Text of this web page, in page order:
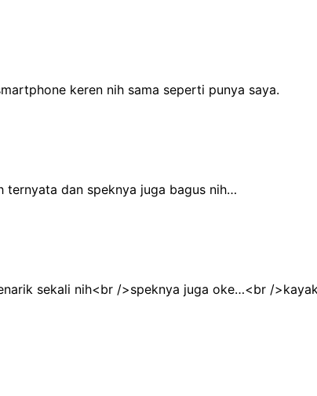
keren nih sama seperti punya saya.
ternyata dan speknya juga bagus nih…
sekali nih<br />speknya juga oke…<br /